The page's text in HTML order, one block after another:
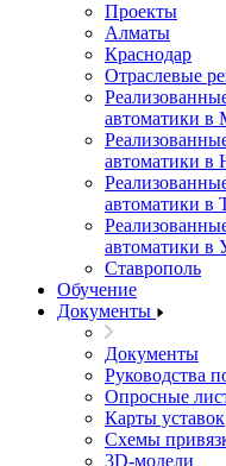
Проекты
Алматы
Краснодар
Отраслевые
автоматики в
автоматики в
автоматики в
автоматики в
Ставрополь
Обучение
Документы
Документы
Руководства
Опросные
Карты уставок
Схемы
3D-модели